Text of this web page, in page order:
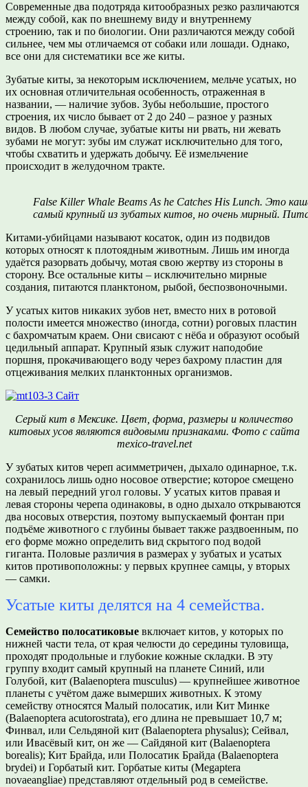
Современные два подотряда китообразных резко различаются
между собой, как по внешнему виду и внутреннему
строению, так и по биологии. Они различаются между собой
сильнее, чем мы отличаемся от собаки или лошади. Однако,
все они для систематики все же киты.
Зубатые киты, за некоторым исключением, мельче усатых, но
их основная отличительная особенность, отраженная в
названии, — наличие зубов. Зубы небольшие, простого
строения, их число бывает от 2 до 240 – разное у разных
видов. В любом случае, зубатые киты ни рвать, ни жевать
зубами не могут: зубы им служат исключительно для того,
чтобы схватить и удержать добычу. Её измельчение
происходит в желудочном тракте.
False Killer Whale Beams As he Catches His Lunch. Это
самый крупный из зубатых китов, но очень мирный.
Китами-убийцами называют косаток, один из подвидов
которых относят к плотоядным животным. Лишь им иногда
удаётся разорвать добычу, мотая свою жертву из стороны в
сторону. Все остальные киты – исключительно мирные
создания, питаются планктоном, рыбой, беспозвоночными.
У усатых китов никаких зубов нет, вместо них в ротовой
полости имеется множество (иногда, сотни) роговых пластин
с бахромчатым краем. Они свисают с нёба и образуют особый
цедильный аппарат. Крупный язык служит наподобие
поршня, прокачивающего воду через бахрому пластин для
отцеживания мелких планктонных организмов.
Серый кит в Мексике. Цвет, форма, размеры и количество
китовых усов являются видовыми признаками. Фото с сайта
mexico-travel.net
У зубатых китов череп асимметричен, дыхало одинарное, т.к.
сохранилось лишь одно носовое отверстие; которое смещено
на левый передний угол головы. У усатых китов правая и
левая стороны черепа одинаковы, в одно дыхало открываются
два носовых отверстия, поэтому выпускаемый фонтан при
подъёме животного с глубины бывает также раздвоенным, по
его форме можно определить вид скрытого под водой
гиганта. Половые различия в размерах у зубатых и усатых
китов противоположны: у первых крупнее самцы, у вторых
— самки.
Усатые киты делятся на 4 семейства.
Семейство полосатиковые включает китов, у которых по
нижней части тела, от края челюсти до середины туловища,
проходят продольные и глубокие кожные складки. В эту
группу входит самый крупный на планете Синий, или
Голубой, кит (Balaenoptera musculus) — крупнейшее животное
планеты с учётом даже вымерших животных. К этому
семейству относятся Малый полосатик, или Кит Минке
(Balaenoptera acutorostrata), его длина не превышает 10,7 м;
Финвал, или Сельдяной кит (Balaenoptera physalus); Сейвал,
или Ивасёвый кит, он же — Сайдяной кит (Balaenoptera
borealis); Кит Брайда, или Полосатик Брайда (Balaenoptera
brydei) и Горбатый кит. Горбатые киты (Megaptera
novaeangliae) представляют отдельный род в семействе.